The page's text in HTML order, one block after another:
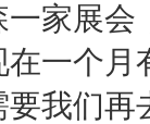
展会
一个
要我们再